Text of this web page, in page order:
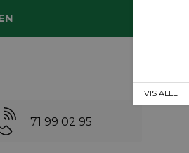
71 99 02 95
VIS ALLE